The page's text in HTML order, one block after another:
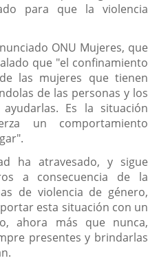
para que la violencia
ONU Mujeres, que
que "el confinamiento
las mujeres que tienen
de las personas y los
Es la situación
un comportamiento
ha atravesado, y sigue
a consecuencia de la
de violencia de género,
esta situación con un
ahora más que nunca,
presentes y brindarlas